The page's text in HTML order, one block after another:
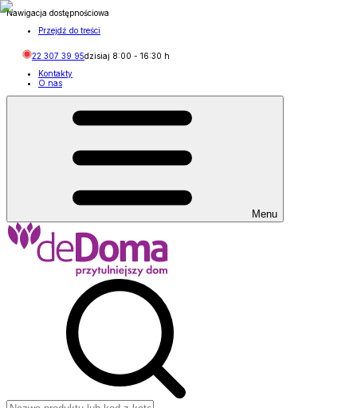
Nawigacja dostępnościowa
Przejdź do treści
22 307 39 95dzisiaj 8:00 - 16:30 h
Kontakty
O nas
Menu